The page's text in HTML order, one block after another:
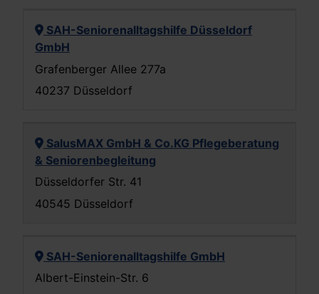
SAH-Seniorenalltagshilfe Düsseldorf
GmbH
Grafenberger Allee 277a
40237 Düsseldorf
SalusMAX GmbH & Co.KG Pflegeberatung
& Seniorenbegleitung
Düsseldorfer Str. 41
40545 Düsseldorf
SAH-Seniorenalltagshilfe GmbH
Albert-Einstein-Str. 6